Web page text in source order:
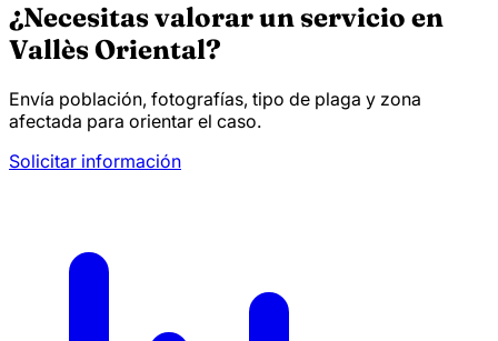
¿Necesitas valorar un servicio en
Vallès Oriental?
Envía población, fotografías, tipo de plaga y zona
afectada para orientar el caso.
Solicitar información